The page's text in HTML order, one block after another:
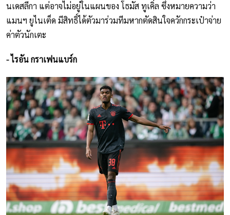
นเดสลีกา แต่อาจไม่อยู่ในแผนของ โธมัส ทูเคิ่ล ซึ่งหมายความว่า
แมนฯ ยูไนเต็ด มีสิทธิ์ได้ตัวมาร่วมทีมหากตัดสินใจควักกระเป๋าจ่าย
ค่าตัวนักเตะ
- ไรอัน กราเฟนแบร์ก